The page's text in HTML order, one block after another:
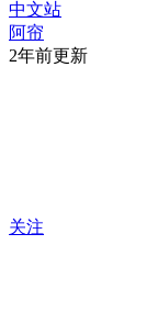
阿帘
2年前更新
关注